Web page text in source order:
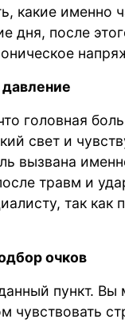
какие именно
дня, после
головная
свет и
вызвана
травм и
так
очков
пункт.
чувствовать